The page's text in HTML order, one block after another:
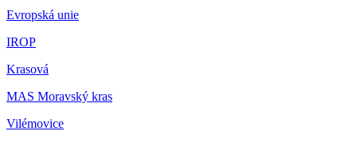
Evropská unie
IROP
Krasová
MAS Moravský kras
Vilémovice